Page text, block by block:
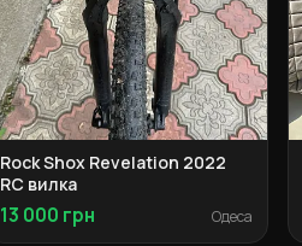
Rock Shox Revelation 2022
RC вилка
13 000 грн Одеса